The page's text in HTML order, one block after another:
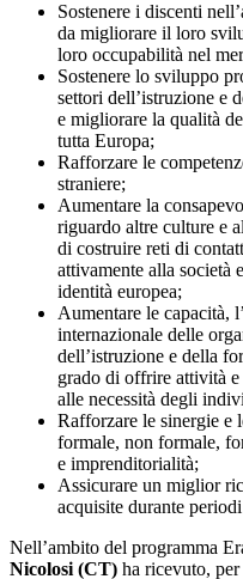
Sostenere i discenti
da migliorare il loro
loro occupabilità nel
Sostenere lo sviluppo
settori dell’istruzione e
e migliorare la qualità
tutta Europa;
Rafforzare le
straniere;
Aumentare la
riguardo altre culture e
di costruire reti di
attivamente alla società
identità europea;
Aumentare le capacità,
internazionale delle
dell’istruzione e della
grado di offrire attività
alle necessità degli
Rafforzare le sinergie e
formale, non formale,
e imprenditorialità;
Assicurare un miglior
acquisite durante
Nell’ambito del programma
Nicolosi (CT) ha ricevuto,